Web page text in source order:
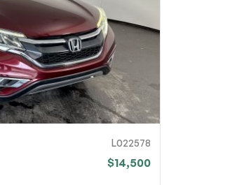
L022578
$14,500
Enviar
que muestre el problema
Drive, Dropbox, Imgur o